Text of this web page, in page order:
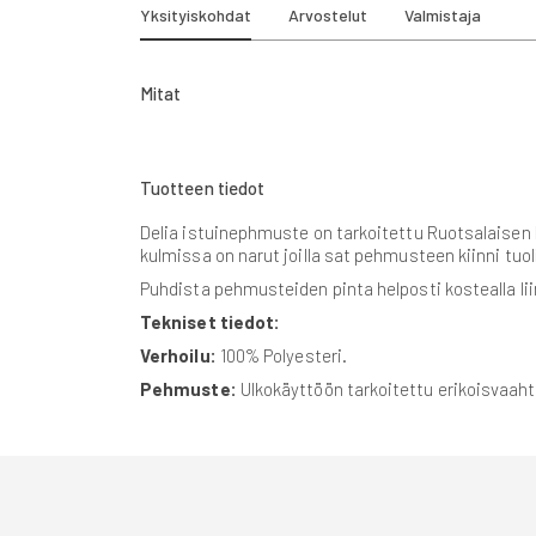
beginning
gallery
Yksityiskohdat
Mitat
Tuotteen tiedot
Delia istuinephmuste on tarkoitettu
kulmissa on narut joilla sat pehmusteen kiinni
Puhdista pehmusteiden pinta helposti kostealla
Tekniset tiedot:
Verhoilu: 100% Polyesteri.
Pehmuste: Ulkokäyttöön tarkoitettu
Arvostelut Valmistaja